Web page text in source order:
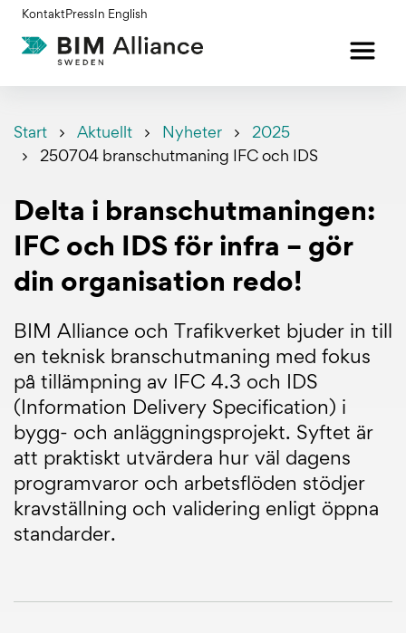
innehållet
Kontakt Press In English
Start Aktuellt Nyheter
2025
250704 branschutmaning IFC och IDS
Delta i branschutmaningen:
IFC och IDS för infra – gör
din organisation redo!
BIM Alliance och Trafikverket bjuder in till
en teknisk branschutmaning med fokus
på tillämpning av IFC 4.3 och IDS
(Information Delivery Specification) i
bygg- och anläggningsprojekt. Syftet är
att praktiskt utvärdera hur väl dagens
programvaror och arbetsflöden stödjer
kravställning och validering enligt öppna
standarder.